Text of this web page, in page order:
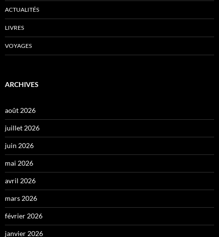
ACTUALITÉS
LIVRES
VOYAGES
ARCHIVES
août 2026
juillet 2026
juin 2026
mai 2026
avril 2026
mars 2026
février 2026
janvier 2026